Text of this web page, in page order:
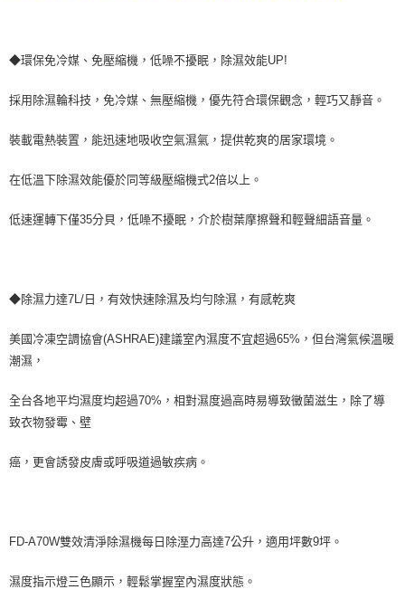
※ 交易是否成功請以「AFTEE先享後付 」之結帳頁面顯示為準，若有關於
是否繳費成功／繳費後需取消欲退款等相關疑問，請聯繫「AFTEE先享後付
１．透過由恩沛科技股份有限公司提供之「AFTEE先享後付」服務完成之交
２．關於個人資料處理事宜，請瀏覽以下網址：
３．未成年的使用者請事先徵得法定代理人或監護人之同意方可使用
請求用戶進行身份認證。
恩沛科技股份有限公司將有權停止該用戶之使用額度並採取法律行動。
◆環保免冷媒、免壓縮機，低噪不擾眠，除濕效能UP!
採用除濕輪科技，免冷媒、無壓縮機，優先符合環保觀念，輕巧又靜音。
裝載電熱裝置，能迅速地吸收空氣濕氣，提供乾爽的居家環境。
在低溫下除濕效能優於同等級壓縮機式2倍以上。
低速運轉下僅35分貝，低噪不擾眠，介於樹葉摩擦聲和輕聲細語音量。
◆除濕力達7L/日，有效快速除濕及均勻除濕，有感乾爽
美國冷凍空調協會(ASHRAE)建議室內濕度不宜超過65%，但台灣氣候溫暖
潮濕，
全台各地平均濕度均超過70%，相對濕度過高時易導致黴菌滋生，除了導
致衣物發霉、壁
癌，更會誘發皮膚或呼吸道過敏疾病。
FD-A70W雙效清淨除濕機每日除溼力高達7公升，適用坪數9坪。
濕度指示燈三色顯示，輕鬆掌握室內濕度狀態。